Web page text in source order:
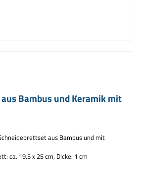
Bambus und Keramik mit
aus Bambus und mit
ca. 19,5 x 25 cm, Dicke: 1 cm